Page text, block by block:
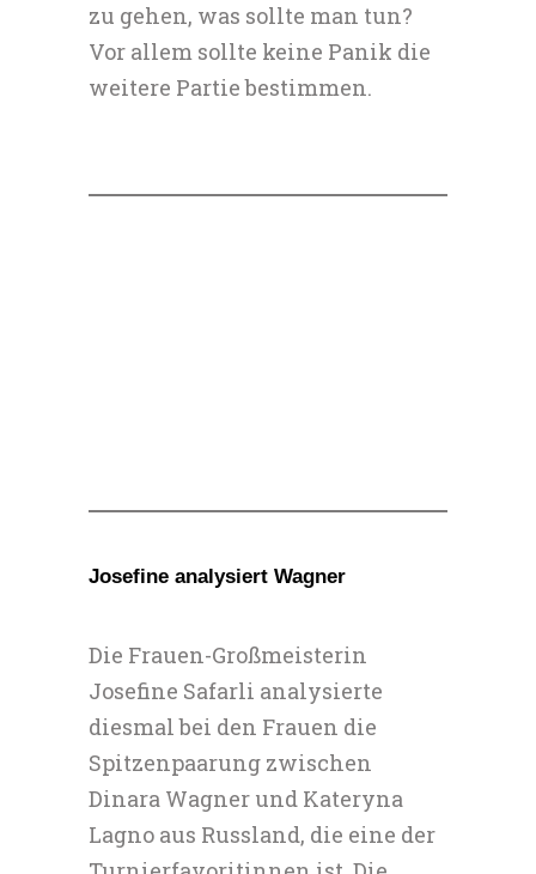
zu gehen, was sollte man tun?
Vor allem sollte keine Panik die
weitere Partie bestimmen.
Josefine analysiert Wagner
Die Frauen-Großmeisterin
Josefine Safarli analysierte
diesmal bei den Frauen die
Spitzenpaarung zwischen
Dinara Wagner und Kateryna
Lagno aus Russland, die eine der